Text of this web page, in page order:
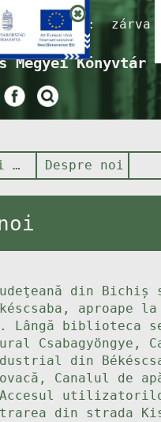
ma:zárva
Megyei Könyvtár
Békés Megyei Könyvtár Despre noi
din Bichiș
aproape
Lângă biblioteca
Csabagyöngye,
din
Canalul de
din strada